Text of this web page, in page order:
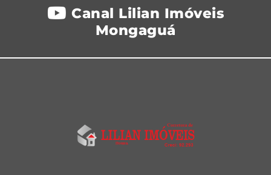
Canal Lilian Imóveis
Mongaguá